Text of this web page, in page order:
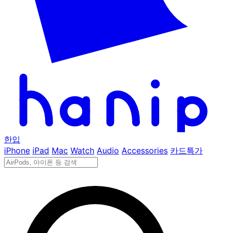
한입
iPhone iPad Mac Watch Audio Accessories 카드특가